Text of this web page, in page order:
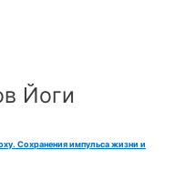
Йоги
Сохранения импульса жизни и